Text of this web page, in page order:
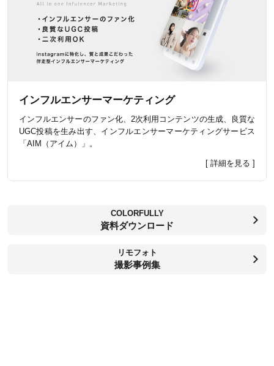
インフルエンサーマーケティング
インフルエンサーのファン化、2次利用コンテンツの生成、良質な
UGC投稿を生み出す、インフルエンサーマーケティングサービス
「AIM（アイム）」。
[ 詳細を見る ]
COLORFULLY
資料ダウンロード
リモフォト
撮影事例集